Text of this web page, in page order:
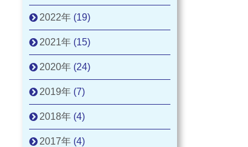
2022年 (19)
2021年 (15)
2020年 (24)
2019年 (7)
2018年 (4)
2017年 (4)